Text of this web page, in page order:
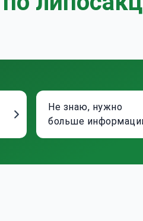
Не знаю, нужно
больше
клиниках